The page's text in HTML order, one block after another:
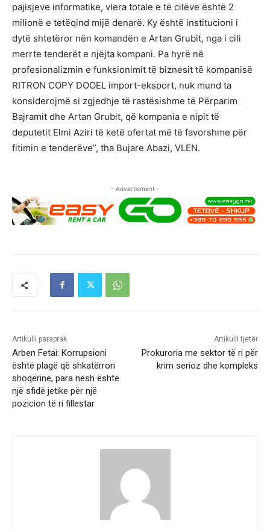
pajisjeve informatike, vlera totale e të cilëve është 2
milionë e tetëqind mijë denarë. Ky është institucioni i
dytë shtetëror nën komandën e Artan Grubit, nga i cili
merrte tenderët e njëjta kompani. Pa hyrë në
profesionalizmin e funksionimit të biznesit të kompanisë
RITRON COPY DOOEL import-eksport, nuk mund ta
konsiderojmë si zgjedhje të rastësishme të Përparim
Bajramit dhe Artan Grubit, që kompania e nipit të
deputetit Elmi Aziri të ketë ofertat më të favorshme për
fitimin e tenderëve”, tha Bujare Abazi, VLEN.
- Advertisment -
Artikulli paraprak
Arben Fetai: Korrupsioni
është plagë që shkatërron
shoqërinë, para nesh është
një sfidë jetike për një
pozicion të ri fillestar
Artikulli tjetër
Prokuroria me sektor të ri për
krim serioz dhe kompleks